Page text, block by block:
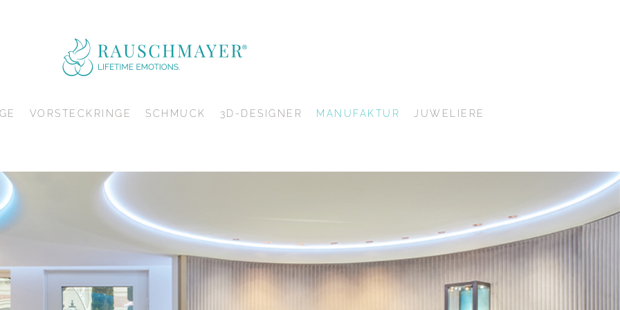
VORSTECKRINGE SCHMUCK 3D-DESIGNER MANUFAKTUR JUWELIERE